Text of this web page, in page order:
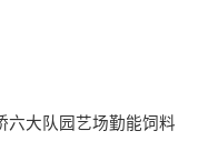
六大队园艺场勤能饲料